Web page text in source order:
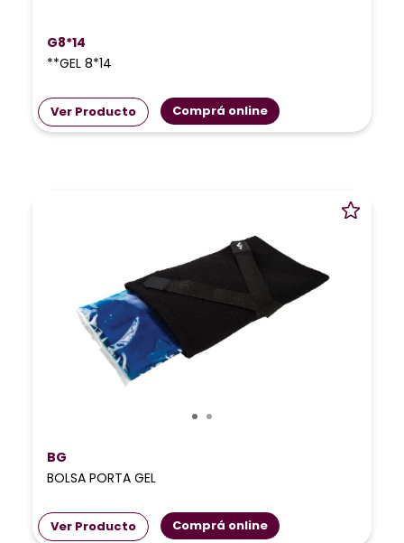
G8*14
**GEL 8*14
Ver Producto Comprá online
BG
BOLSA PORTA GEL
Ver Producto Comprá online